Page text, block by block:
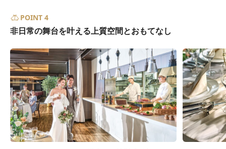
POINT 4
非日常の舞台を叶える上質空間とおもてなし